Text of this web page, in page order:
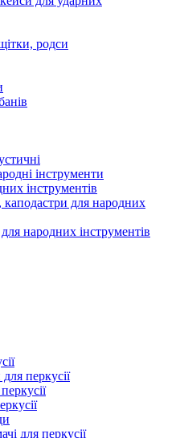
родси
інструменти
інструментів
для народних
народних інструментів
перкусії
для перкусії